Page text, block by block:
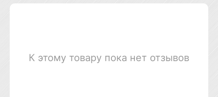
К этому товару пока нет отзывов